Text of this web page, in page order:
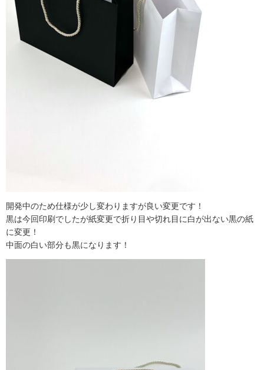
開発中のため仕様が少し変わりますが良い変更です！
黒は今回印刷でしたが紙変更で折り目や切れ目に白が出ない黒の紙
に変更！
中面の白い部分も黒になります！